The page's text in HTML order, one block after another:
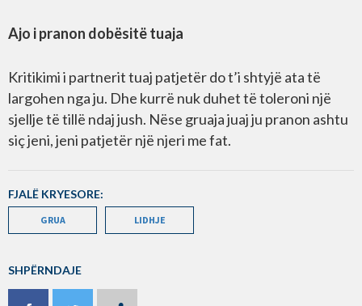
Ajo i pranon dobësitë tuaja
Kritikimi i partnerit tuaj patjetër do t’i shtyjë ata të
largohen nga ju. Dhe kurrë nuk duhet të toleroni një
sjellje të tillë ndaj jush. Nëse gruaja juaj ju pranon ashtu
siç jeni, jeni patjetër një njeri me fat.
FJALË KRYESORE:
GRUA LIDHJE
SHPËRNDAJE